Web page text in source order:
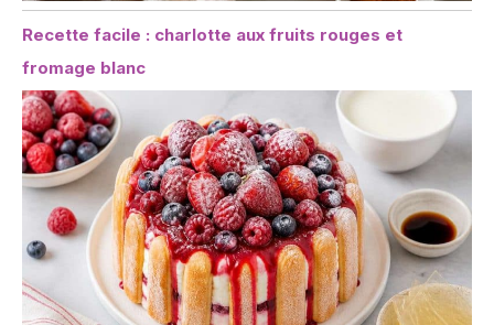
Recette facile : charlotte aux fruits rouges et
fromage blanc